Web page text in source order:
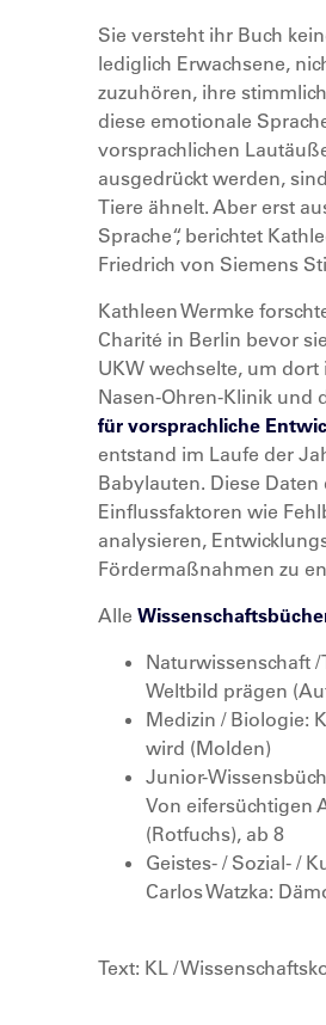
Sie versteht ihr Buch
lediglich Erwachsene,
zuzuhören, ihre
diese emotionale
vorsprachlichen
ausgedrückt werden,
Tiere ähnelt. Aber erst
Sprache“, berichtet
Friedrich von Siemens
Kathleen Wermke
Charité in Berlin bevor
UKW wechselte, um
Nasen-Ohren-Klinik
für vorsprachliche
entstand im Laufe der
Babylauten. Diese
Einflussfaktoren wie
analysieren,
Fördermaßnahmen zu
Alle
Naturwissenschaft /
Weltbild prägen
Medizin / Biologie:
wird (Molden)
Junior-
Von eifersüchtigen
(Rotfuchs), ab 8
Geistes- / Sozial- /
Carlos Watzka:
Text: KL /